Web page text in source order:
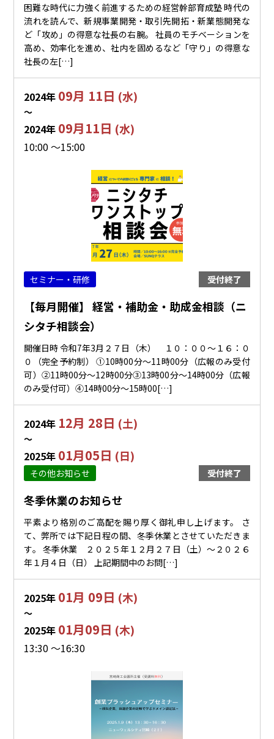
困難な時代に力強く前進するための経営幹部育成塾 時代の
流れを読んで、新規事業開発・取引先開拓・新業態開発な
ど「攻め」の得意な社長の右腕。 社員のモチベーションを
高め、効率化を進め、社内を固めるなど「守り」の得意な
社長の左[…]
2024年 09月 11日 (水)
〜
2024年 09月11日 (水)
10:00 ～15:00
セミナー・研修 受付終了
【毎月開催】 経営・補助金・助成金相談（ニ
シタチ相談会）
開催日時 令和7年3月２７日（木） １０：００～１６：０
０（完全予約制） ①10時00分～11時00分（広報のみ受付
可）②11時00分～12時00分③13時00分～14時00分（広報
のみ受付可）④14時00分～15時00[…]
2024年 12月 28日 (土)
〜
2025年 01月05日 (日)
その他お知らせ 受付終了
冬季休業のお知らせ
平素より格別のご高配を賜り厚く御礼申し上げます。 さ
て、弊所では下記日程の間、冬季休業とさせていただきま
す。 冬季休業 ２０２５年１２月２７日（土）～２０２６
年１月４日（日） 上記期間中のお問[…]
2025年 01月 09日 (木)
〜
2025年 01月09日 (木)
13:30 ～16:30